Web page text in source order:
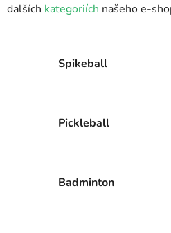
dalších kategoriích našeho e-
Spikeball
Pickleball
Badminton